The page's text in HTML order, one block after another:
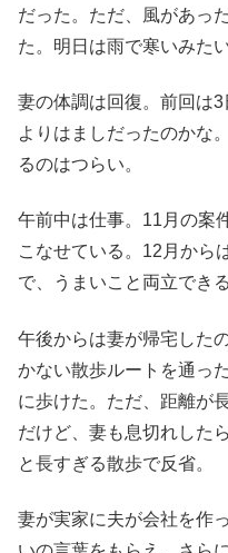
だった。ただ、風があっ
た。明日は雨で寒いみた
妻の体調は回復。前回は
よりはましだったのかな
るのはつらい。
午前中は仕事。11月の案
こなせている。12月から
で、うまいこと両立でき
午後からは妻が帰宅した
かない散歩ルートを通っ
に歩けた。ただ、距離が
だけど、妻も息切れした
と長すぎる散歩で反省。
妻が実家に夫が会社を作